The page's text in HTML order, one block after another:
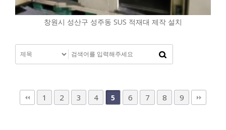
창원시 성산구 성주동 SUS 적재대 제작 설치
1 2 3 4 5 6 7 8 9